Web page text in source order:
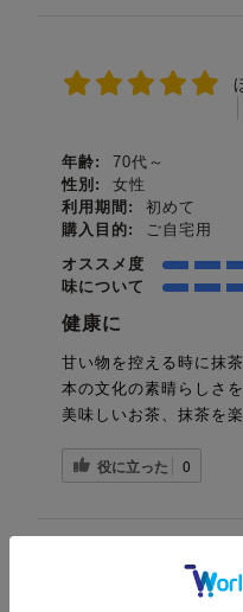
年齢:
70代～
性別:
女性
利用期間:
初めて
購入目的:
ご自宅用
オススメ度
味について
健康に
甘い物を控える時に抹
本の文化の素晴らしさ
美味しいお茶、抹茶を
役に立った 0